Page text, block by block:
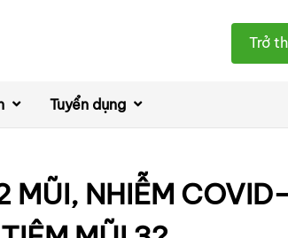
Trở
Tuyển dụng
NHIỄM